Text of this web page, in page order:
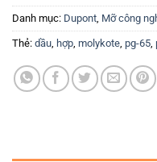
Danh mục: Dupont Mỡ công
Thẻ: dầu hợp molykote pg-65